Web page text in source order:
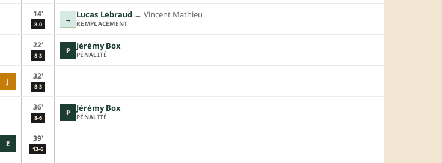
14'
8-0
↔ Lucas Lebraud →︎ Vincent Mathieu
REMPLACEMENT
22'
8-3
P Jérémy Box
PÉNALITÉ
J
32'
8-3
36'
8-6
P Jérémy Box
PÉNALITÉ
E
39'
13-6